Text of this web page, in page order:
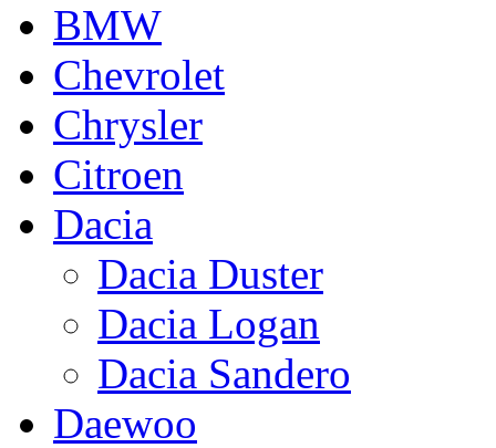
BMW
Chevrolet
Chrysler
Citroen
Dacia
Dacia Duster
Dacia Logan
Dacia Sandero
Daewoo